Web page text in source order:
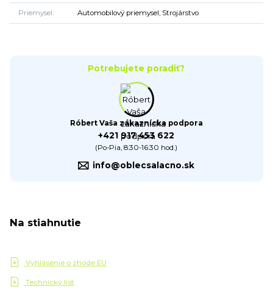
Priemysel Automobilový priemysel, Strojárstvo
Potrebujete poradiť?
Róbert Vaša zákaznícka podpora
+421 917 453 622
(Po-Pia, 8:30-16:30 hod.)
info@oblecsalacno.sk
Na stiahnutie
Vyhlásenie o zhode EU
Technický list